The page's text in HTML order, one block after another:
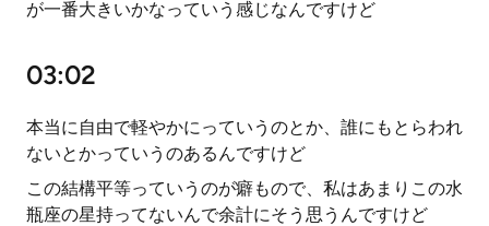
が一番大きいかなっていう感じなんですけど
03:02
本当に自由で軽やかにっていうのとか、誰にもとらわれ
ないとかっていうのあるんですけど
この結構平等っていうのが癖もので、私はあまりこの水
瓶座の星持ってないんで余計にそう思うんですけど